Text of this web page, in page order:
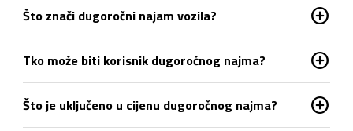
Što znači dugoročni najam vozila? add_circle
Tko može biti korisnik dugoročnog najma? add_circle
Što je uključeno u cijenu dugoročnog najma? add_circle